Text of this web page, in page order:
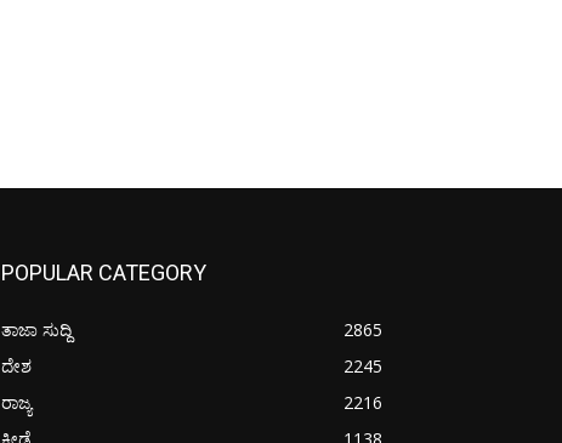
POPULAR CATEGORY
ತಾಜಾ ಸುದ್ದಿ
2865
ದೇಶ
2245
ರಾಜ್ಯ
2216